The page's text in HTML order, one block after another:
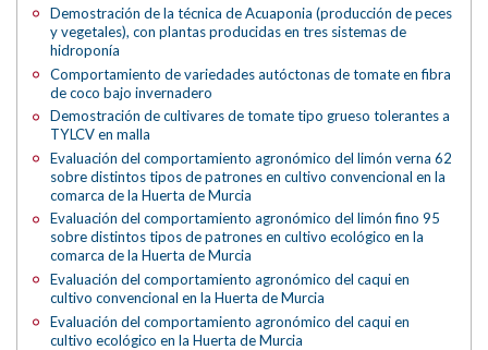
Demostración de la técnica de Acuaponia (producción de peces
y vegetales), con plantas producidas en tres sistemas de
hidroponía
Comportamiento de variedades autóctonas de tomate en fibra
de coco bajo invernadero
Demostración de cultivares de tomate tipo grueso tolerantes a
TYLCV en malla
Evaluación del comportamiento agronómico del limón verna 62
sobre distintos tipos de patrones en cultivo convencional en la
comarca de la Huerta de Murcia
Evaluación del comportamiento agronómico del limón fino 95
sobre distintos tipos de patrones en cultivo ecológico en la
comarca de la Huerta de Murcia
Evaluación del comportamiento agronómico del caqui en
cultivo convencional en la Huerta de Murcia
Evaluación del comportamiento agronómico del caqui en
cultivo ecológico en la Huerta de Murcia